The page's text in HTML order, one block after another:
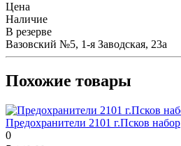
Цена
Наличие
В резерве
Вазовский №5, 1-я Заводская, 23а
Похожие товары
Предохранители 2101 г.Псков набор
0